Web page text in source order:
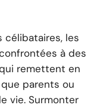
célibataires, les
à des
remettent en
parents ou
vie. Surmonter